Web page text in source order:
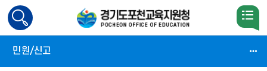
검
색
성
민원/신고